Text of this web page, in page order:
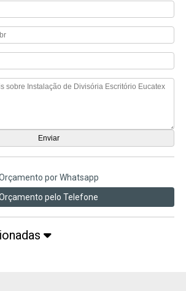
por Whatsapp
pelo Telefone